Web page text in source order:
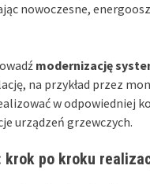
nowoczesne,
modernizację
na przykład przez
w odpowiedniej
urządzeń grzewczych.
krok po kroku